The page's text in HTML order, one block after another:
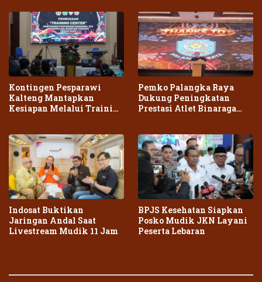
Kontingen Pesparawi
Kalteng Mantapkan
Kesiapan Melalui Training
Pemko Palangka Raya
Dukung Peningkatan
Prestasi Atlet Binaraga
Indosat Buktikan
Jaringan Andal Saat
Livestream Mudik 11 Jam
BPJS Kesehatan Siapkan
Posko Mudik JKN Layani
Peserta Lebaran